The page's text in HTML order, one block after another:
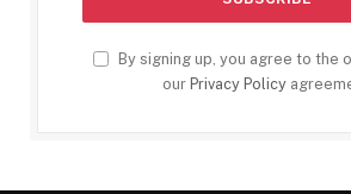
By signing up, you agree to the
our Privacy Policy